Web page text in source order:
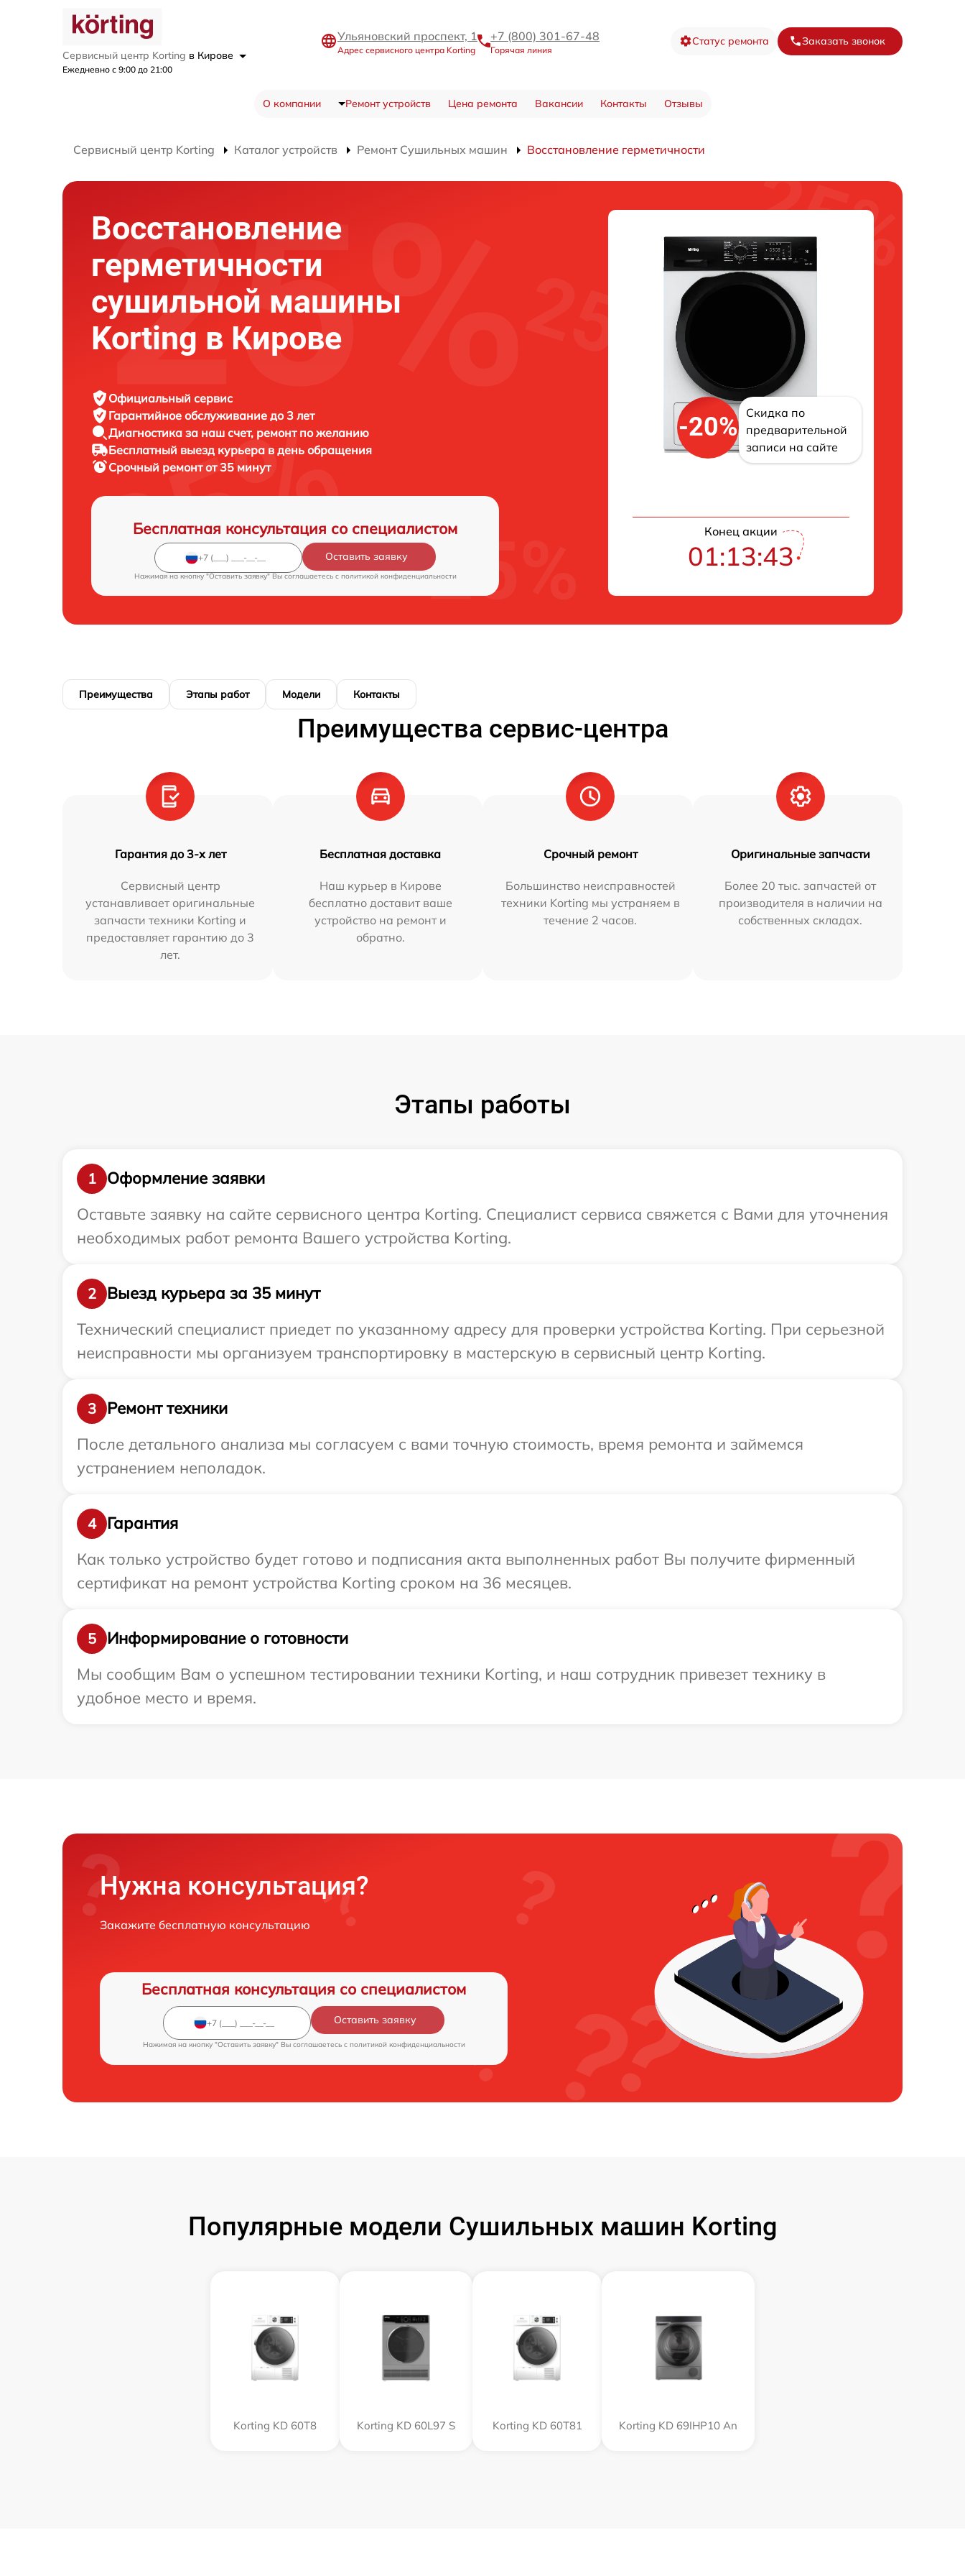
Сервисный центр Korting в Кирове
Ежедневно с 9:00 до 21:00
Ульяновский проспект, 1
Адрес сервисного центра Korting
+7 (800) 301-67-48
Горячая линия
Статус ремонта Заказать звонок
О компании Ремонт устройств Цена ремонта Вакансии Контакты Отзывы
Сервисный центр Korting Каталог устройств Ремонт Сушильных машин Восстановление герметичности
Восстановление
герметичности
сушильной машины
Korting в Кирове
Официальный сервис
Гарантийное обслуживание до 3 лет
Диагностика за наш счет, ремонт по желанию
Бесплатный выезд курьера в день обращения
Срочный ремонтот 35 минут
Бесплатная консультация со специалистом
Оставить заявку
Нажимая на кнопку "Оставить заявку" Вы соглашаетесь c политикой конфиденциальности
-20%
Скидка по
предварительной
записи на сайте
Конец акции
01:13:42
Преимущества Этапы работ Модели Контакты
Преимущества сервис-центра
Гарантия до 3-х лет
Сервисный центр
устанавливает оригинальные
запчасти техники Korting и
предоставляет гарантию до 3
лет.
Бесплатная доставка
Наш курьер в Кирове
бесплатно доставит ваше
устройство на ремонт и
обратно.
Срочный ремонт
Большинство неисправностей
техники Korting мы устраняем в
течение 2 часов.
Оригинальные запчасти
Более 20 тыс. запчастей от
производителя в наличии на
собственных складах.
Этапы работы
1
Оформление заявки
Оставьте заявку на сайте сервисного центра Korting. Специалист сервиса свяжется с Вами для уточнения
необходимых работ ремонта Вашего устройства Korting.
2
Выезд курьера за 35 минут
Технический специалист приедет по указанному адресу для проверки устройства Korting. При серьезной
неисправности мы организуем транспортировку в мастерскую в сервисный центр Korting.
3
Ремонт техники
После детального анализа мы согласуем с вами точную стоимость, время ремонта и займемся
устранением неполадок.
4
Гарантия
Как только устройство будет готово и подписания акта выполненных работ Вы получите фирменный
сертификат на ремонт устройства Korting сроком на 36 месяцев.
5
Информирование о готовности
Мы сообщим Вам о успешном тестировании техники Korting, и наш сотрудник привезет технику в
удобное место и время.
Нужна консультация?
Закажите бесплатную консультацию
Бесплатная консультация со специалистом
Оставить заявку
Нажимая на кнопку "Оставить заявку" Вы соглашаетесь c политикой конфиденциальности
Популярные модели Сушильных машин Korting
Korting KD 60T8 Korting KD 60L97 S Korting KD 60T81 Korting KD 69IHP10 An